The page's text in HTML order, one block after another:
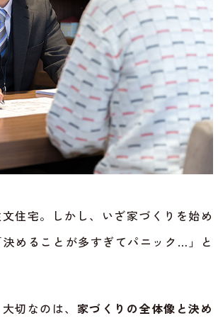
住宅。しかし、いざ家づくりを始め
めることが多すぎてパニック…」と
切なのは、 家づくりの全体像と決め